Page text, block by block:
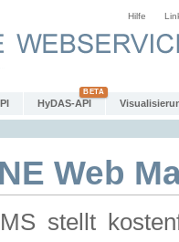
Hilfe
HyDAS-API
Web
stellt